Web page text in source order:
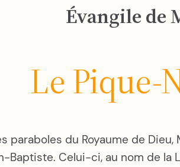
Évangile de
Le Pique-
paraboles du Royaume de
Baptiste. Celui-ci, au nom de